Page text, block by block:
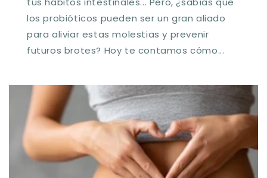
los probióticos pueden ser un gran aliado
para aliviar estas molestias y prevenir
futuros brotes? Hoy te contamos cómo...